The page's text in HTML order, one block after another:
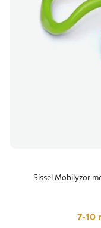
Sissel Mobilyzor
7-10